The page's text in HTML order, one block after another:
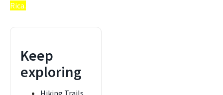
Rica.
Keep
exploring
Hiking Trails